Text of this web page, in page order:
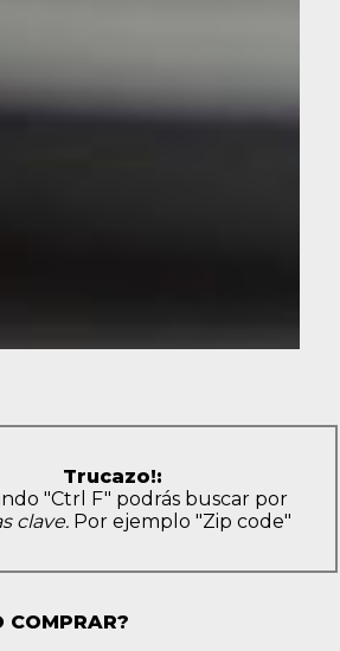
Trucazo!:
"Ctrl F" podrás buscar por
clave.Por ejemplo "Zip code"
COMPRAR?